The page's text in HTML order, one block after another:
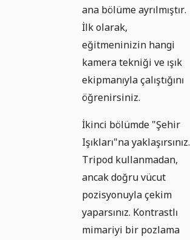
ana bölüme ayrılmıştır.
İlk olarak,
eğitmeninizin hangi
kamera tekniği ve ışık
ekipmanıyla çalıştığını
öğrenirsiniz.
İkinci bölümde "Şehir
Işıkları"na yaklaşırsınız.
Tripod kullanmadan,
ancak doğru vücut
pozisyonuyla çekim
yaparsınız. Kontrastlı
mimariyi bir pozlama